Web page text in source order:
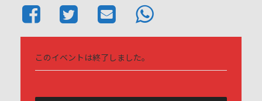
このイベントは終了しました。